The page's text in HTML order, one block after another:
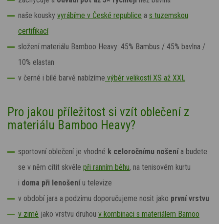
naše kousky vyrábíme v České republice a s tuzemskou
certifikací
složení materiálu Bamboo Heavy: 45% Bambus / 45% bavlna /
10% elastan
v černé i bílé barvě nabízíme výběr velikostí XS až XXL
Pro jakou příležitost si vzít oblečení z
materiálu Bamboo Heavy?
sportovní oblečení je vhodné k celoročnímu nošenía budete
se v něm cítit skvěle při ranním běhu, na tenisovém kurtu
i doma při lenošeníu televize
v období jara a podzimu doporučujeme nosit jako první vrstvu
v zimě jako vrstvu druhou v kombinaci s materiálem Bamoo